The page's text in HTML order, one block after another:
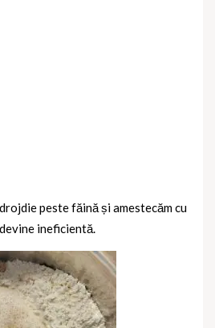
peste făină și amestecăm cu
ineficientă.